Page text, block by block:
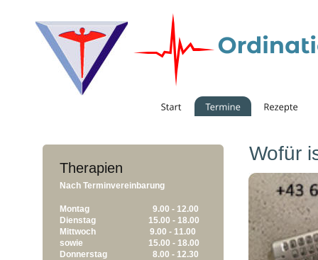
Wofür
Therapien
Nach Terminvereinbarung
Montag
      9.00 - 12.00
Dienstag
    15.00 - 18.00
Mittwoch
                 9.00 - 11.00
sowie
    15.00 - 18.00
Donnerstag
      8.00 - 12.30